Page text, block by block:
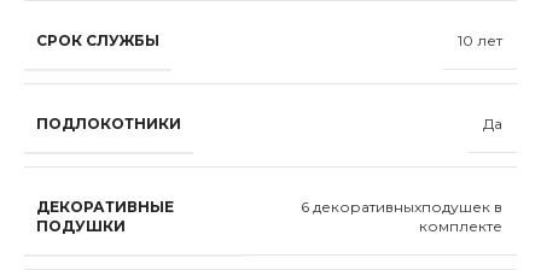
СРОК СЛУЖБЫ 10 лет
ПОДЛОКОТНИКИ Да
ДЕКОРАТИВНЫЕ
ПОДУШКИ
6 декоративныxподушек в
комплекте